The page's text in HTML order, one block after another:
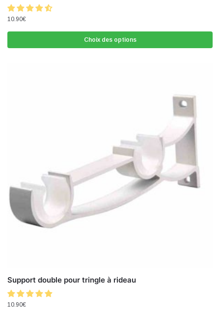
10.90€
Choix des options
Support double pour tringle à rideau
10.90€